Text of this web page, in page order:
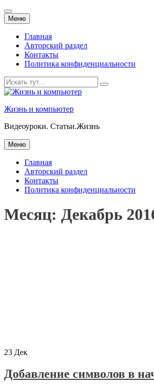
Меню Перейти
к
содержанию
Главная
Авторский раздел
Контакты
Политика конфиденциальности
Искать:
Жизнь и компьютер
Видеоуроки. Статьи.Жизнь
Меню Перейти
к
содержанию
Главная
Авторский раздел
Контакты
Политика конфиденциальности
Месяц: Декабрь
23 Дек
Добавление символов в